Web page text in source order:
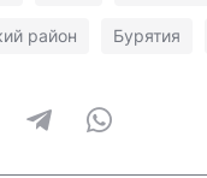
район Бурятия